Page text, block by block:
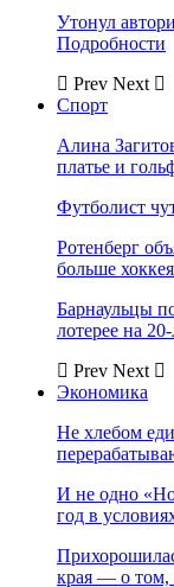
Утонул
Подробности
Prev Next
Спорт
Алина
платье и
Футболист
Ротенберг
больше хоккея
Барнаульцы
лотерее на
Prev Next
Экономика
Не хлебом
И не одно
год в
края — о том,